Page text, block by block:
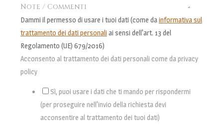
Note / Commenti
Dammi il permesso di usare i tuoi dati (come dainformativa sul
trattamento dei dati personali ai sensi dell'art. 13 del
Regolamento (UE) 679/2016)
Acconsento al trattamento dei dati personali come da privacy
policy
Sì, puoi usare i dati che ti mando per rispondermi
(per proseguire nell'invio della richiesta devi
acconsentire al trattamento dei tuoi dati)